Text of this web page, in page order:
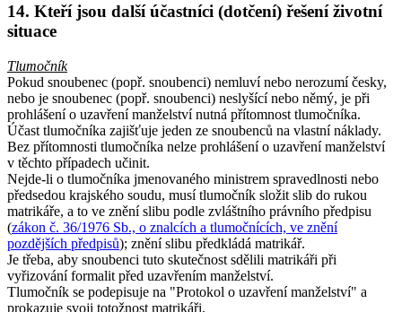
14. Kteří jsou další účastníci (dotčení) řešení životní
situace
Tlumočník
Pokud snoubenec (popř. snoubenci) nemluví nebo nerozumí česky,
nebo je snoubenec (popř. snoubenci) neslyšící nebo němý, je při
prohlášení o uzavření manželství nutná přítomnost tlumočníka.
Účast tlumočníka zajišťuje jeden ze snoubenců na vlastní náklady.
Bez přítomnosti tlumočníka nelze prohlášení o uzavření manželství
v těchto případech učinit.
Nejde-li o tlumočníka jmenovaného ministrem spravedlnosti nebo
předsedou krajského soudu, musí tlumočník složit slib do rukou
matrikáře, a to ve znění slibu podle zvláštního právního předpisu
(zákon č. 36/1976 Sb., o znalcích a tlumočnících, ve znění
pozdějších předpisů); znění slibu předkládá matrikář.
Je třeba, aby snoubenci tuto skutečnost sdělili matrikáři při
vyřizování formalit před uzavřením manželství.
Tlumočník se podepisuje na "Protokol o uzavření manželství" a
prokazuje svoji totožnost matrikáři.